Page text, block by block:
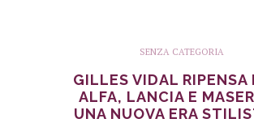
SENZA CATEGORIA
GILLES VIDAL RIPENSA
ALFA, LANCIA E
UNA NUOVA ERA